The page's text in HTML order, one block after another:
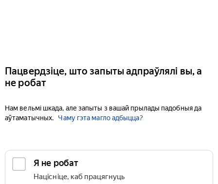
Пацвердзіце, што запыты адпраўлялі вы, а
не робат
Нам вельмі шкада, але запыты з вашай прылады падобныя да
аўтаматычных.
Чаму гэта магло адбыцца?
Я не робат
Націсніце, каб працягнуць